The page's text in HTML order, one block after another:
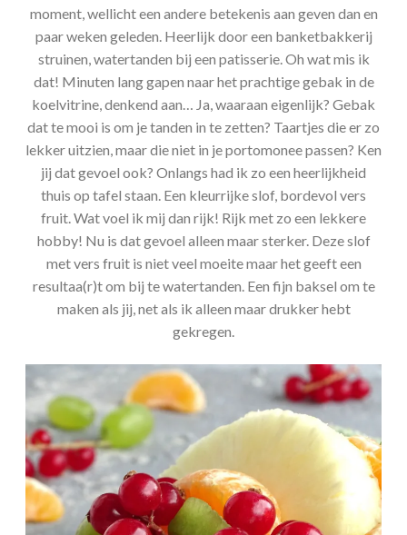
moment, wellicht een andere betekenis aan geven dan en
paar weken geleden. Heerlijk door een banketbakkerij
struinen, watertanden bij een patisserie. Oh wat mis ik
dat! Minuten lang gapen naar het prachtige gebak in de
koelvitrine, denkend aan… Ja, waaraan eigenlijk? Gebak
dat te mooi is om je tanden in te zetten? Taartjes die er zo
lekker uitzien, maar die niet in je portomonee passen? Ken
jij dat gevoel ook? Onlangs had ik zo een heerlijkheid
thuis op tafel staan. Een kleurrijke slof, bordevol vers
fruit. Wat voel ik mij dan rijk! Rijk met zo een lekkere
hobby! Nu is dat gevoel alleen maar sterker. Deze slof
met vers fruit is niet veel moeite maar het geeft een
resultaa(r)t om bij te watertanden. Een fijn baksel om te
maken als jij, net als ik alleen maar drukker hebt
gekregen.